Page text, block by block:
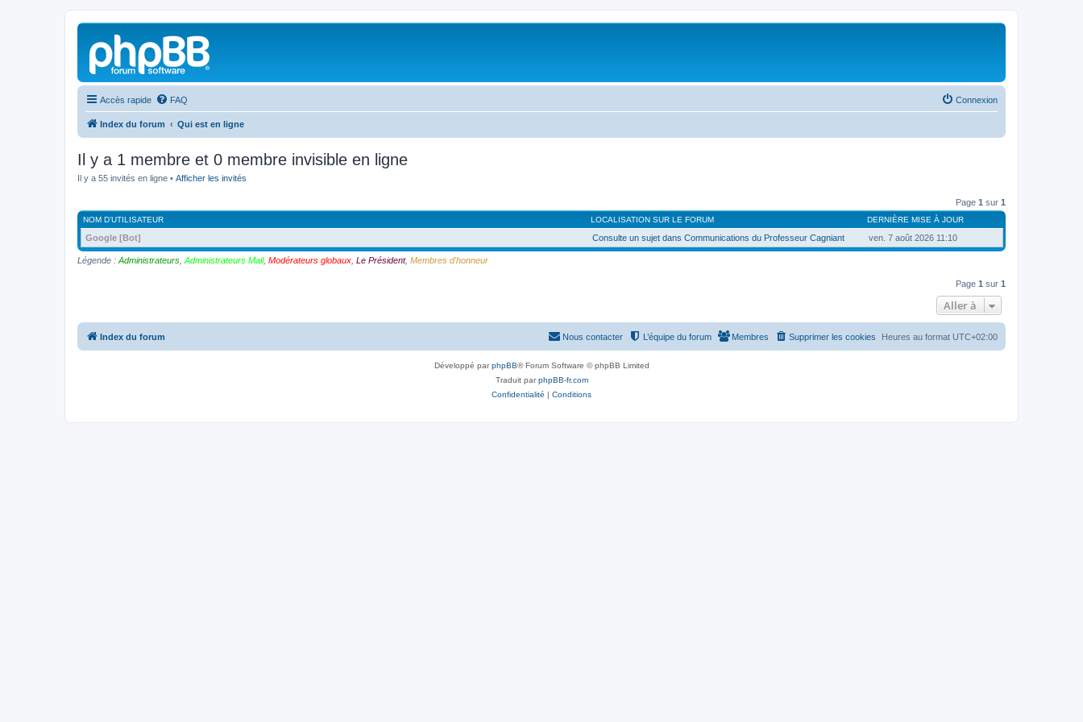
Accès rapide FAQ Connexion
Index du forum Qui est en ligne
Il y a 1 membre et 0 membre invisible en ligne
Il y a 55 invités en ligne • Afficher les invités
Page 1 sur 1
NOM D’UTILISATEUR LOCALISATION SUR LE FORUM DERNIÈRE MISE À JOUR
Google [Bot] Consulte un sujet dans Communications du Professeur Cagniant ven. 7 août 2026 11:10
Légende : Administrateurs Administrateurs Mail, Modérateurs globaux Le Président, Membres d'honneur
Page 1 sur 1
Aller à
Index du forum Heures au format UTC+02:00
Supprimer les cookies
Membres
L’équipe du forum
Nous contacter
Développé parphpBB® Forum Software © phpBB Limited
Traduit parphpBB-fr.com
Confidentialité | Conditions